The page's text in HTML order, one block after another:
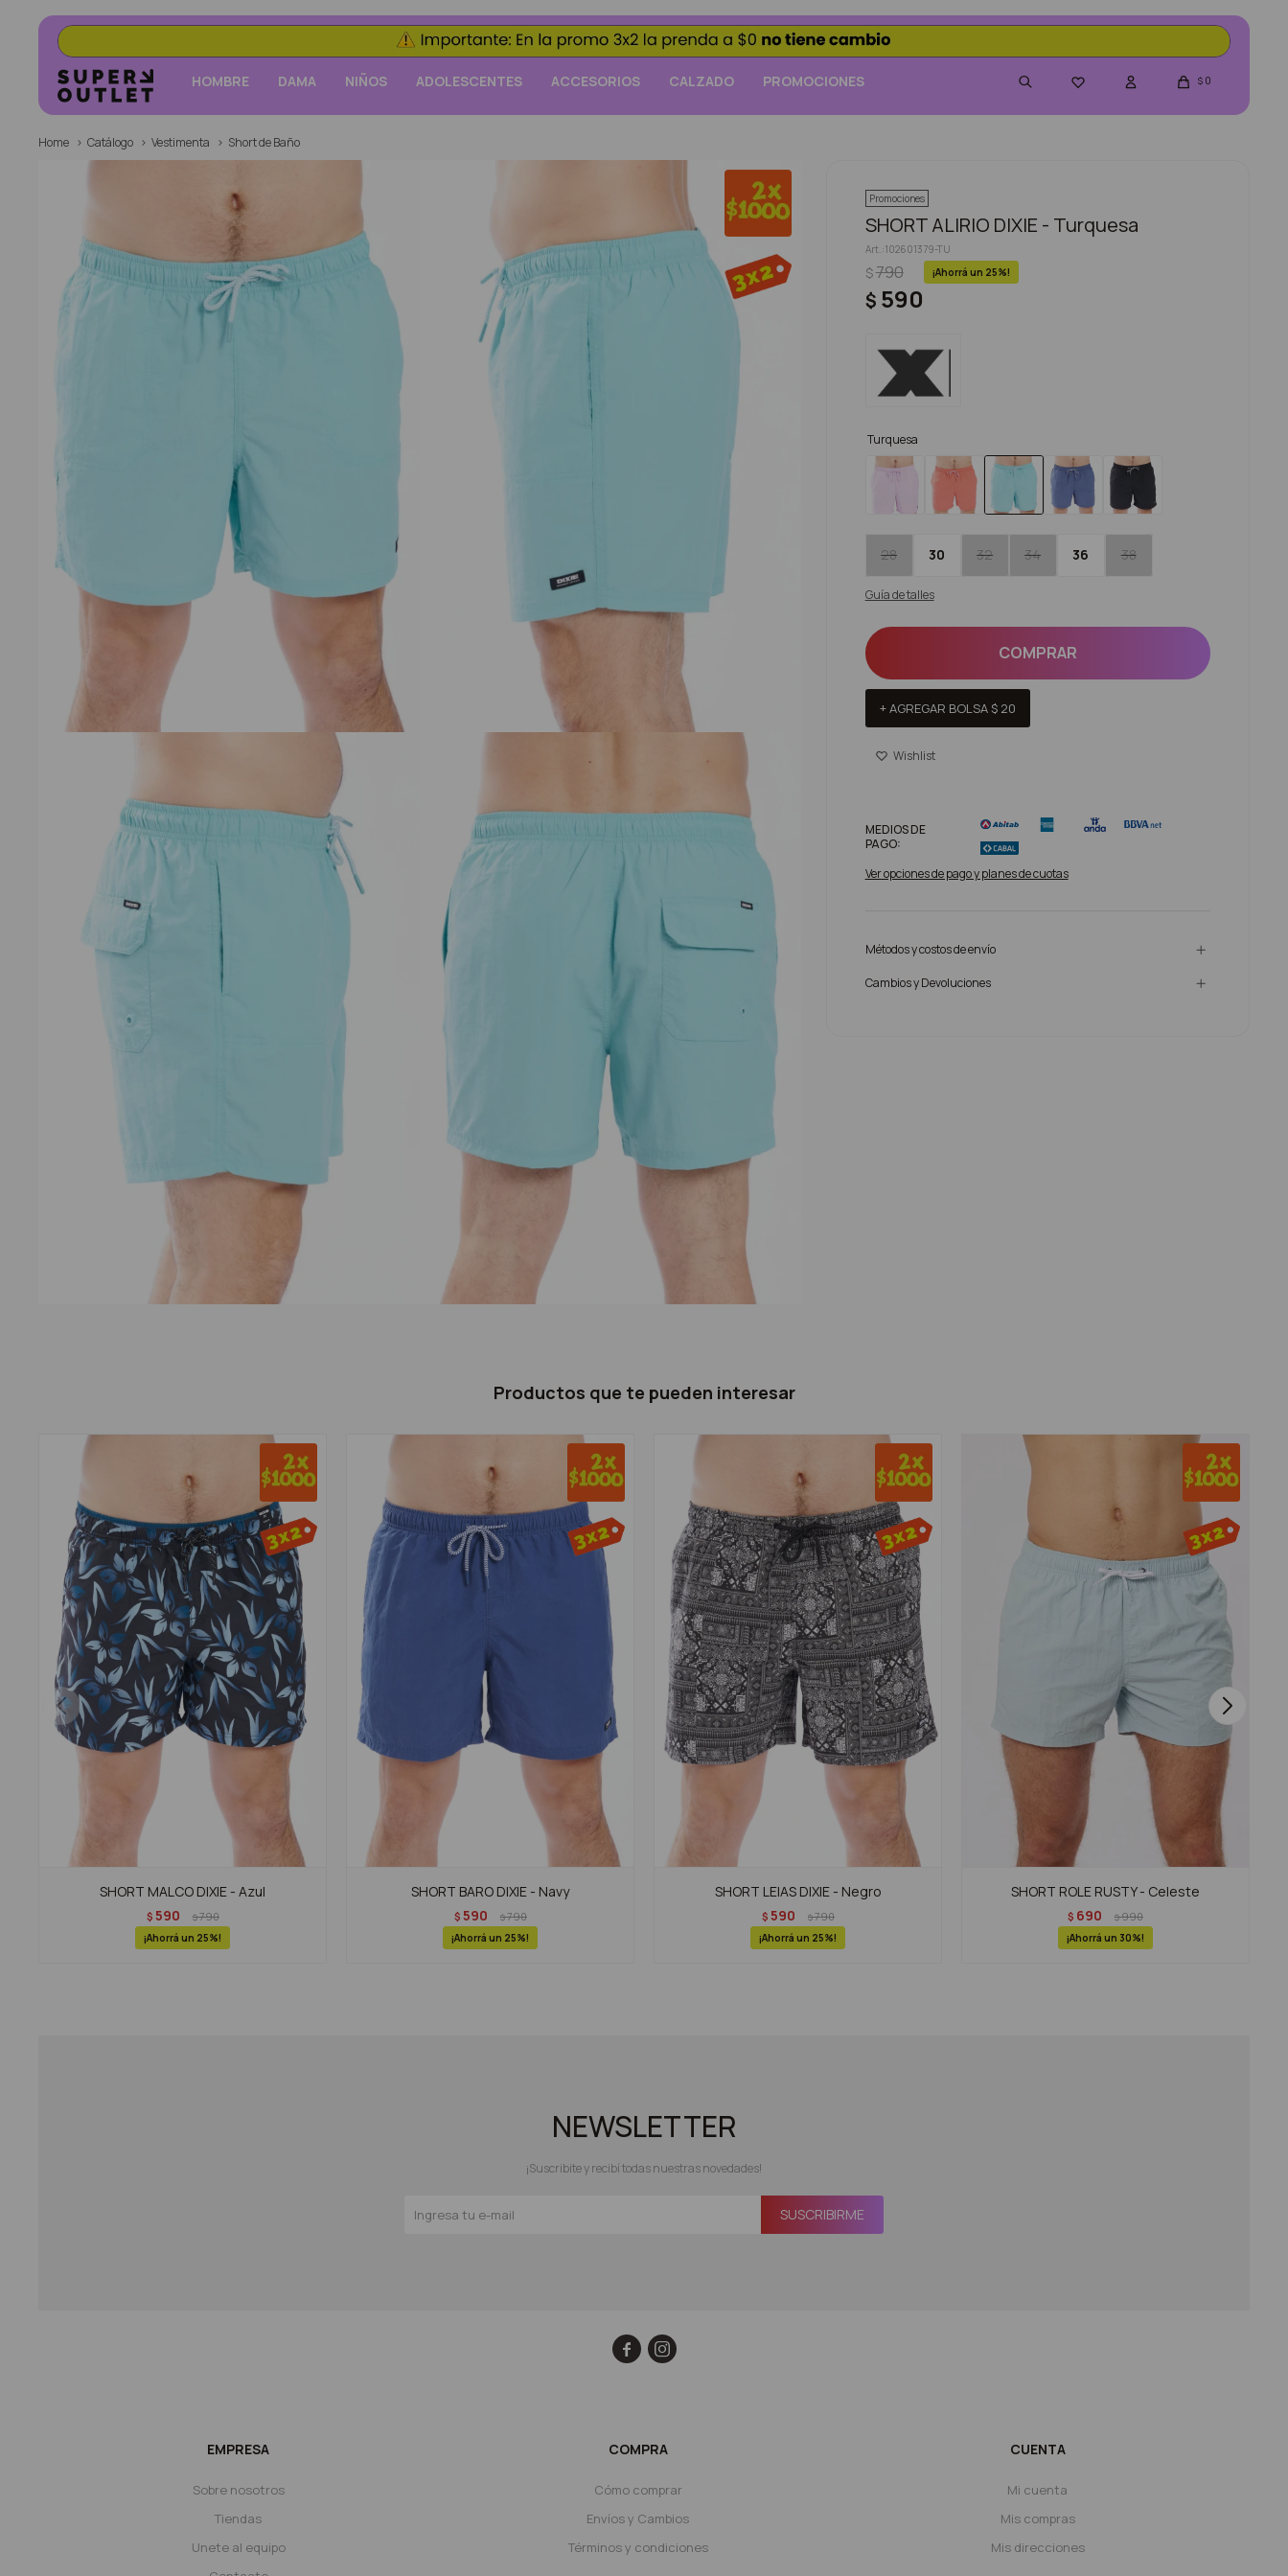
HOMBRE DAMA NIÑOS ADOLESCENTES ACCESORIOS CALZADO PROMOCIONES  $ 0
Home Catálogo Vestimenta Short de Baño
Promociones
SHORT ALIRIO DIXIE - Turquesa
102601379-TU
$ 590
$790 25
Turquesa
28 30 32 34 36 38
Guía de talles
COMPRAR
+ AGREGAR BOLSA$ 20
MEDIOS DE
PAGO:
Ver opciones de pago y planes de cuotas
Métodos y costos de envío
Cambios y Devoluciones
Productos que te pueden interesar
SHORT MALCO DIXIE - Azul
$ 590 $790
25
SHORT BARO DIXIE - Navy
$ 590 $790
25
SHORT LEIAS DIXIE - Negro
$ 590 $790
25
SHORT ROLE RUSTY - Celeste
$ 690 $990
30
EMPRESA
Sobre nosotros
Tiendas
Unete al equipo
COMPRA
Cómo comprar
Envíos y Cambios
Términos y condiciones
CUENTA
Mi cuenta
Mis compras
Mis direcciones
NEWSLETTER
¡Suscribite y recibí todas nuestras novedades!
SUSCRIBIRME
 